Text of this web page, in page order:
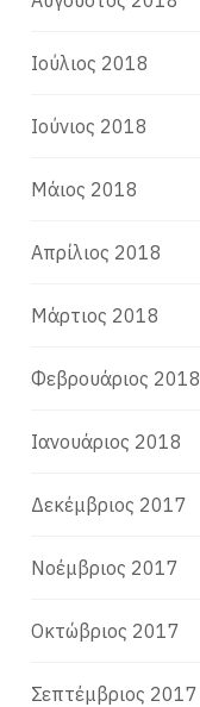
Ιούλιος 2018
Ιούνιος 2018
Μάιος 2018
Απρίλιος 2018
Μάρτιος 2018
Φεβρουάριος 2018
Ιανουάριος 2018
Δεκέμβριος 2017
Νοέμβριος 2017
Οκτώβριος 2017
Σεπτέμβριος 2017